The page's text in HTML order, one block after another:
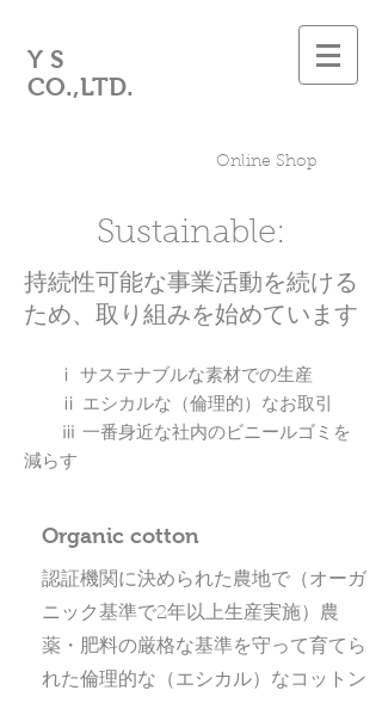
Y S
CO.,LTD.
Online Shop
Sustainable:
持続性可能な事業活動を続ける
ため、取り組みを始めています
ⅰ サステナブルな素材での生産
ⅱ エシカルな（倫理的）なお取引
ⅲ 一番身近な社内のビニールゴミを
減らす
Organic cotton
認証機関に決められた農地で（オーガ
ニック基準で2年以上生産実施）農
薬・肥料の厳格な基準を守って育てら
れた倫理的な（エシカル）なコットン